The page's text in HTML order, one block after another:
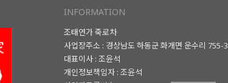
INFORMATION
조태연가 죽로차
사업장주소 : 경상남도 하동군 화개면 운수리 755-3
대표이사 : 조윤석
개인정보책임자 : 조윤석